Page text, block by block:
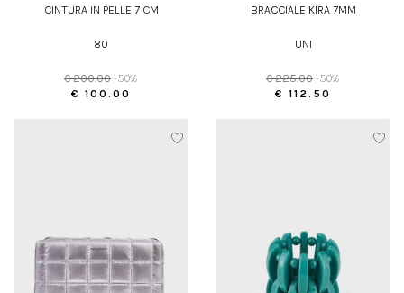
CINTURA IN PELLE 7 CM
80
€ 200.00 -50%
€ 100.00
BRACCIALE KIRA 7MM
UNI
€ 225.00 -50%
€ 112.50